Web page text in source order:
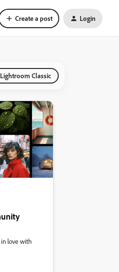
Create a post Login
Classic
love with